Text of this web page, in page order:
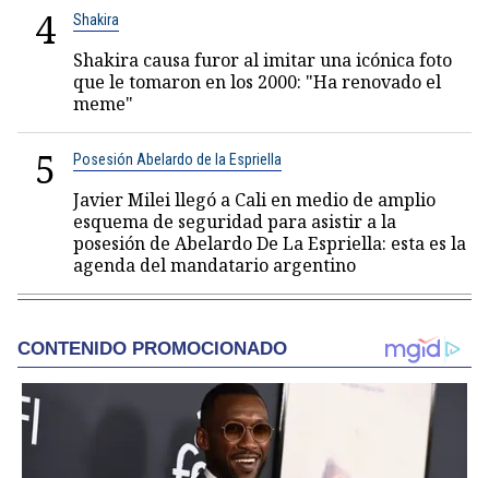
4 Shakira
Shakira causa furor al imitar una icónica foto
que le tomaron en los 2000: "Ha renovado el
meme"
5 Posesión Abelardo de la Espriella
Javier Milei llegó a Cali en medio de amplio
esquema de seguridad para asistir a la
posesión de Abelardo De La Espriella: esta es la
agenda del mandatario argentino